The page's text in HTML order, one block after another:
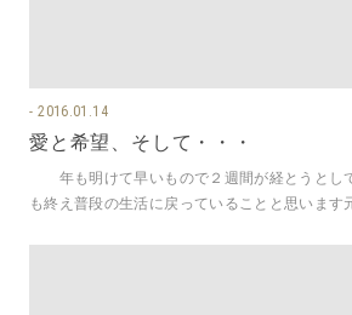
2016.01.14
愛と希望、そして・・・
年も明けて早いもので２週間が経とうとし
も終え普段の生活に戻っていることと思います